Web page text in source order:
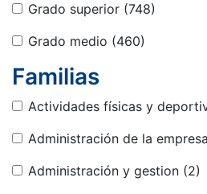
Grado superior (748)
Grado medio (460)
Familias
Actividades físicas y
Administración de la empresa
Administración y gestion (2)